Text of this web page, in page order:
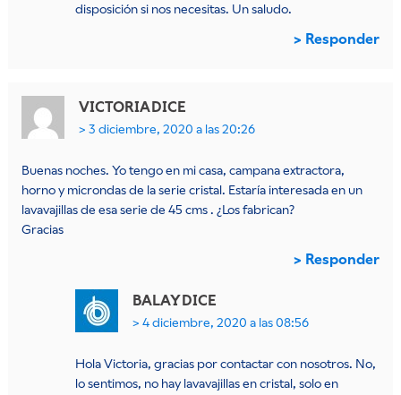
disposición si nos necesitas. Un saludo.
Responder
VICTORIADICE
3 diciembre, 2020 a las 20:26
Buenas noches. Yo tengo en mi casa, campana extractora,
horno y microndas de la serie cristal. Estaría interesada en un
lavavajillas de esa serie de 45 cms . ¿Los fabrican?
Gracias
Responder
BALAYDICE
4 diciembre, 2020 a las 08:56
Hola Victoria, gracias por contactar con nosotros. No,
lo sentimos, no hay lavavajillas en cristal, solo en